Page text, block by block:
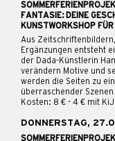
FANTASIE: DEINE
KUNSTWORKSHOP
Aus
Ergänzungen entsteht
der Dada-Künstlerin
verändern Motive und
werden die Seiten zu
überraschender
Kosten: 8 € · 4 € mit
DONNERSTAG,